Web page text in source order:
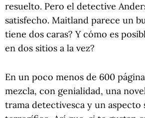
resuelto. Pero el detective
satisfecho. Maitland parece un
tiene dos caras? Y cómo es
en dos sitios a la vez?
En un poco menos de 600
mezcla, con genialidad, una
trama detectivesca y un aspecto